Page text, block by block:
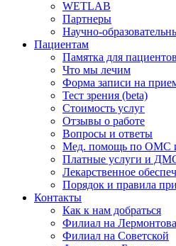
WETLAB
Партнеры
Научно-
Пациентам
Памятка для пациентов
Что мы лечим
Форма записи на
Тест зрения (beta)
Стоимость услуг
Отзывы о работе
Вопросы и ответы
Мед. помощь по
Платные услуги и
Лекарственное
Порядок и правила
Контакты
Как к нам добраться
Филиал на Лермонтова
Филиал на Советской